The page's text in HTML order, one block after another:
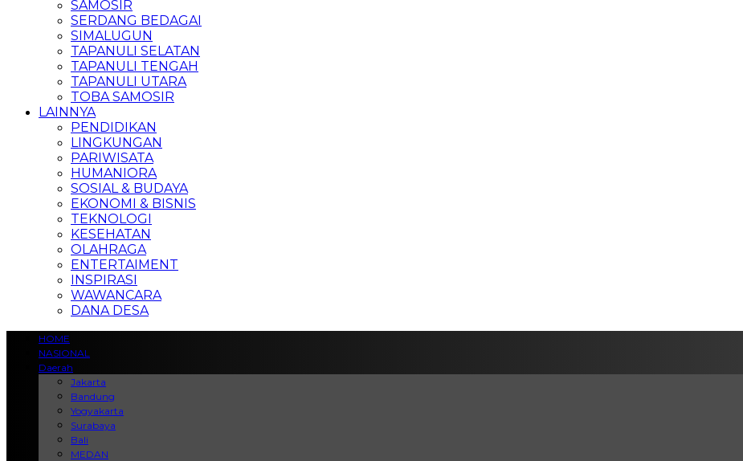
SAMOSIR
SERDANG BEDAGAI
SIMALUGUN
TAPANULI SELATAN
TAPANULI TENGAH
TAPANULI UTARA
TOBA SAMOSIR
LAINNYA
PENDIDIKAN
LINGKUNGAN
PARIWISATA
HUMANIORA
SOSIAL & BUDAYA
EKONOMI & BISNIS
TEKNOLOGI
KESEHATAN
OLAHRAGA
ENTERTAIMENT
INSPIRASI
WAWANCARA
DANA DESA
HOME
NASIONAL
Daerah
Jakarta
Bandung
Yogyakarta
Surabaya
Bali
MEDAN